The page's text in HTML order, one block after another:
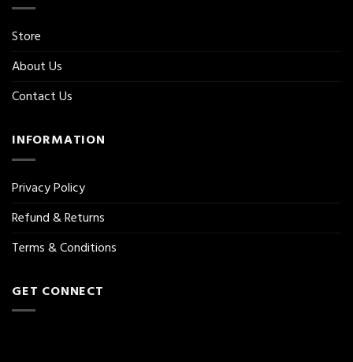
Store
About Us
Contact Us
INFORMATION
Privacy Policy
Refund & Returns
Terms & Conditions
GET CONNECT